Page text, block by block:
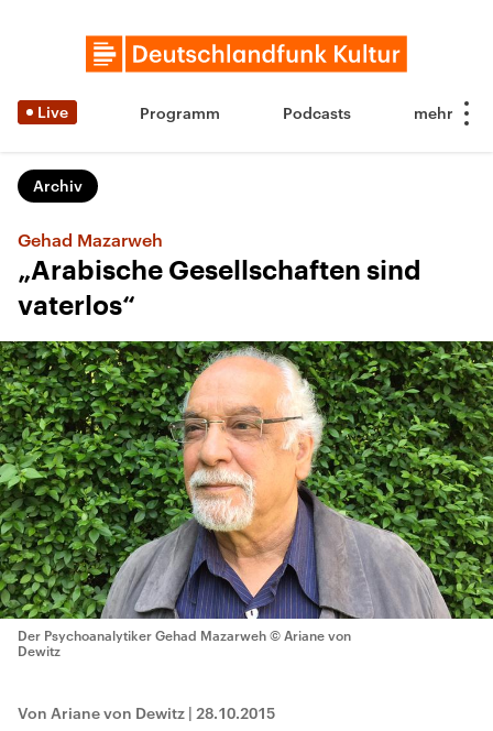
Live Programm Podcasts
Archiv
Gehad Mazarweh
„Arabische Gesellschaften sind
vaterlos“
Der Psychoanalytiker Gehad Mazarweh © Ariane von
Dewitz
Von Ariane von Dewitz | 28.10.2015